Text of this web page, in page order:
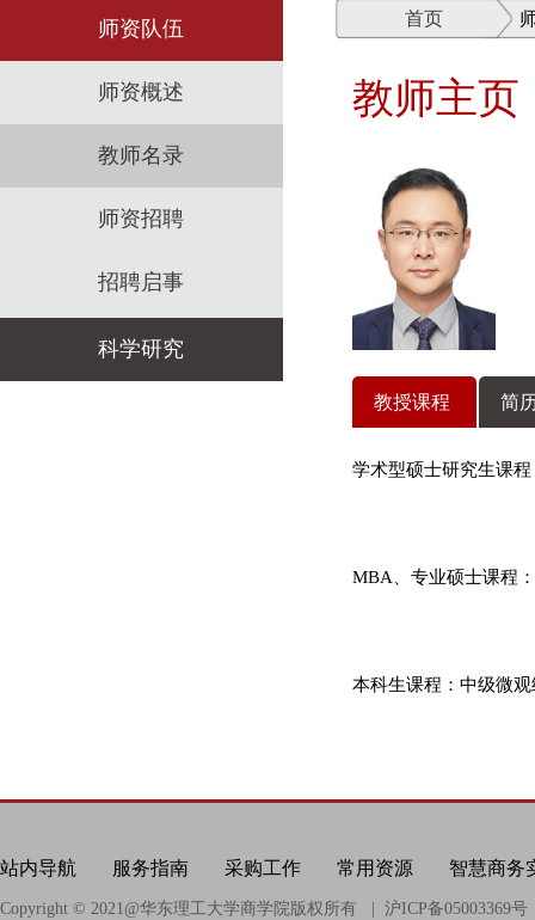
师资队伍
师资概述
教师名录
师资招聘
招聘启事
科学研究
首页
教师主页
教授课程 简
学术型硕士研究生课
MBA、专业硕士课程
本科生课程：中级微
站内导航 服务指南 采购工作 常用资源 智慧商务
Copyright © 2021@华东理工大学商学院版权所有 | 沪ICP备05003369号